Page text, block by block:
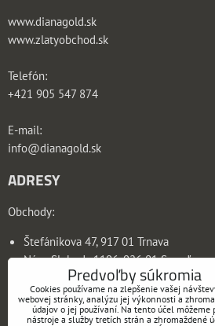
www.dianagold.sk
www.zlatyobchod.sk
Telefón:
+421 905 547 874
E-mail:
info@dianagold.sk
ADRESY
Obchody:
Štefánikova 47, 917 01 Trnava
Nám. Slobody 1196, 926 01 Sereď
Dianagold SK s.r.o. // DC Diana v.o.s.
Sídlo firmy: Hornočepeňská 1477/16, 926
Predvoľby súkromia
Cookies používame na zlepšenie vašej
webovej stránky, analýzu jej výkonnosti a
údajov o jej používaní. Na tento účel môžeme
nástroje a služby tretích strán a zhromaždené